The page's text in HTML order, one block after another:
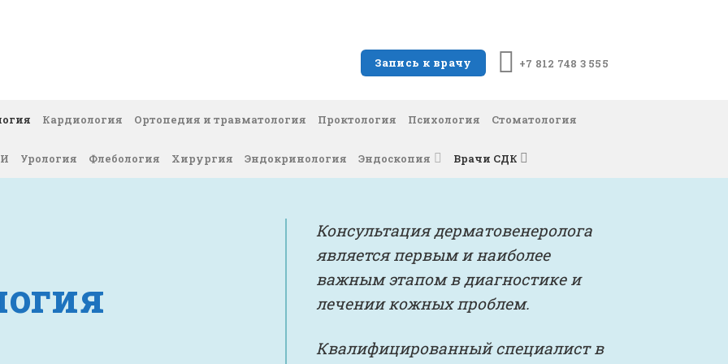
Запись к врачу +7 812 748 3 555
Кардиология Ортопедия и травматология Проктология Психология Стоматология
Урология Флебология Хирургия Эндокринология Эндоскопия Врачи СДК
Консультация дерматовенеролога
является первым и наиболее
важным этапом в диагностике и
лечении кожных проблем.
Квалифицированный специалист в